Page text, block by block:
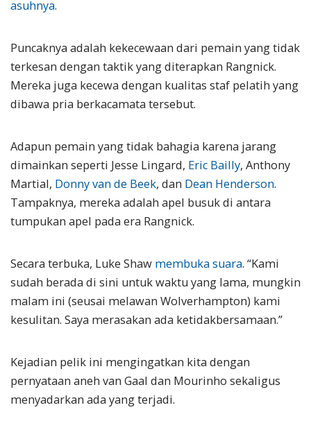
asuhnya.
Puncaknya adalah kekecewaan dari pemain yang tidak
terkesan dengan taktik yang diterapkan Rangnick.
Mereka juga kecewa dengan kualitas staf pelatih yang
dibawa pria berkacamata tersebut.
Adapun pemain yang tidak bahagia karena jarang
dimainkan seperti Jesse Lingard, Eric Bailly, Anthony
Martial, Donny van de Beek, dan Dean Henderson.
Tampaknya, mereka adalah apel busuk di antara
tumpukan apel pada era Rangnick.
Secara terbuka, Luke Shaw membuka suara. “Kami
sudah berada di sini untuk waktu yang lama, mungkin
malam ini (seusai melawan Wolverhampton) kami
kesulitan. Saya merasakan ada ketidakbersamaan.”
Kejadian pelik ini mengingatkan kita dengan
pernyataan aneh van Gaal dan Mourinho sekaligus
menyadarkan ada yang terjadi.